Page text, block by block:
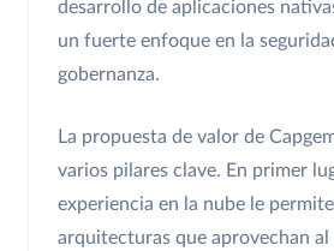
desarrollo de aplicaciones
un fuerte enfoque en la
gobernanza.
La propuesta de valor de
varios pilares clave. En primer
experiencia en la nube le
arquitecturas que aprovechan al